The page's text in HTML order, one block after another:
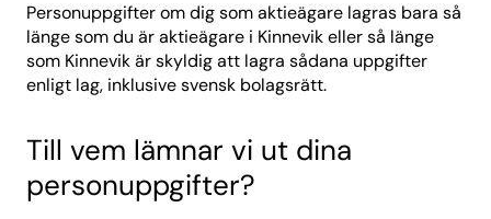
Personuppgifter om dig som aktieägare lagras bara så
länge som du är aktieägare i Kinnevik eller så länge
som Kinnevik är skyldig att lagra sådana uppgifter
enligt lag, inklusive svensk bolagsrätt.
Till vem lämnar vi ut dina
personuppgifter?